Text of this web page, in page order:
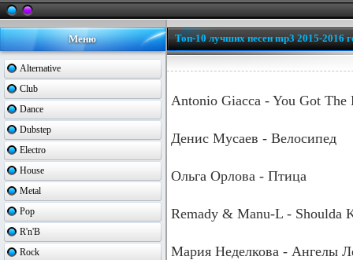
Меню
Alternative
Club
Dance
Dubstep
Electro
House
Metal
Pop
R'n'B
Rock
Топ-10 лучших песен mp3 2015-2016
Antonio Giacca - You Got
Денис Мусаев - Велосипед
Ольга Орлова - Птица
Remady & Manu-L - Shoulda
Мария Неделкова - Ангелы